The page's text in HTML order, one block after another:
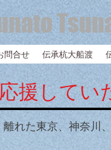
問合せ 伝承杭大船渡
援してい
れた東京、神奈川